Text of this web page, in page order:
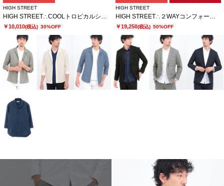
HIGH STREET
HIGH STREET∴COOLトロピカルショートウイング７分袖シャツ
￥10,010(税込) 30%OFF
HIGH STREET
HIGH STREET∴２WAYコンフォートブラッシュプリントジャケット
￥19,250(税込) 50%OFF